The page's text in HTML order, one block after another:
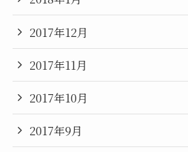
2017年12月
2017年11月
2017年10月
2017年9月